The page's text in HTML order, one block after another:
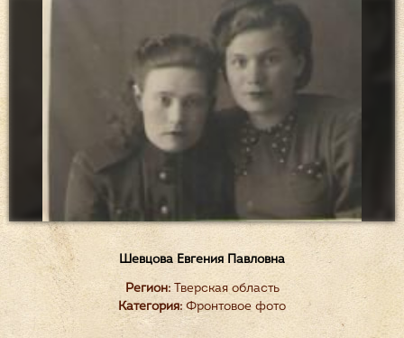
Шевцова Евгения Павловна
Регион:Тверская область
Категория:Фронтовое фото